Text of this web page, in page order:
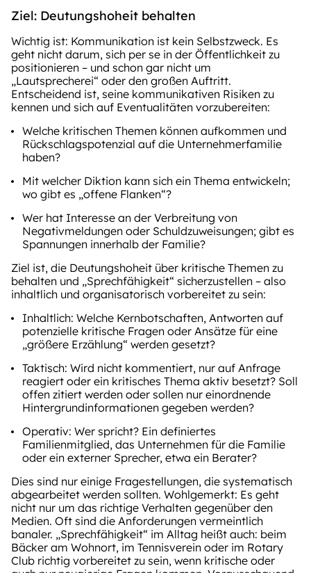
Ziel: Deutungshoheit behalten
Wichtig ist: Kommunikation ist kein Selbstzweck. Es
geht nicht darum, sich per se in der Öffentlichkeit zu
positionieren – und schon gar nicht um
„Lautsprecherei“ oder den großen Auftritt.
Entscheidend ist, seine kommunikativen Risiken zu
kennen und sich auf Eventualitäten vorzubereiten:
Welche kritischen Themen können aufkommen und
Rückschlagspotenzial auf die Unternehmerfamilie
haben?
Mit welcher Diktion kann sich ein Thema entwickeln;
wo gibt es „offene Flanken“?
Wer hat Interesse an der Verbreitung von
Negativmeldungen oder Schuldzuweisungen; gibt es
Spannungen innerhalb der Familie?
Ziel ist, die Deutungshoheit über kritische Themen zu
behalten und „Sprechfähigkeit“ sicherzustellen – also
inhaltlich und organisatorisch vorbereitet zu sein:
Inhaltlich: Welche Kernbotschaften, Antworten auf
potenzielle kritische Fragen oder Ansätze für eine
„größere Erzählung“ werden gesetzt?
Taktisch: Wird nicht kommentiert, nur auf Anfrage
reagiert oder ein kritisches Thema aktiv besetzt? Soll
offen zitiert werden oder sollen nur einordnende
Hintergrundinformationen gegeben werden?
Operativ: Wer spricht? Ein definiertes
Familienmitglied, das Unternehmen für die Familie
oder ein externer Sprecher, etwa ein Berater?
Dies sind nur einige Fragestellungen, die systematisch
abgearbeitet werden sollten. Wohlgemerkt: Es geht
nicht nur um das richtige Verhalten gegenüber den
Medien. Oft sind die Anforderungen vermeintlich
banaler. „Sprechfähigkeit“ im Alltag heißt auch: beim
Bäcker am Wohnort, im Tennisverein oder im Rotary
Club richtig vorbereitet zu sein, wenn kritische oder